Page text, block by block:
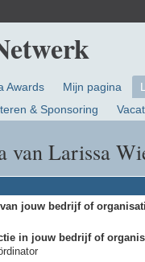
Awards Mijn pagina
& Sponsoring
van Larissa
jouw bedrijf of
in jouw bedrijf of